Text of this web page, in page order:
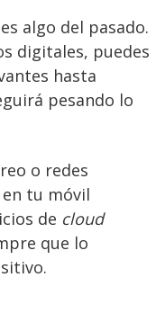
algo del pasado.
digitales, puedes
hasta
pesando lo
o redes
tu móvil
de cloud
que lo